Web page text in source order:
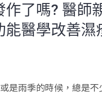
作了嗎? 醫師
能醫學改善濕
是雨季的時候，總是不